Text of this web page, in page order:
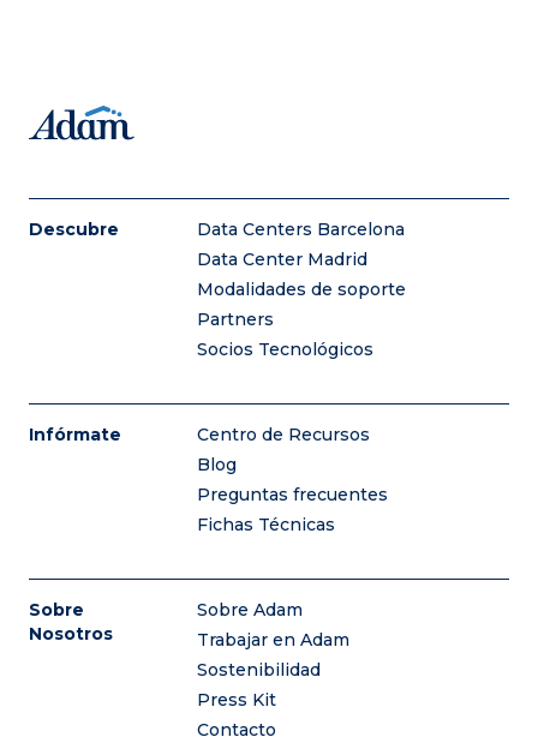
Descubre
Data Centers Barcelona
Data Center Madrid
Modalidades de soporte
Partners
Socios Tecnológicos
Infórmate
Centro de Recursos
Blog
Preguntas frecuentes
Fichas Técnicas
Sobre
Nosotros
Sobre Adam
Trabajar en Adam
Sostenibilidad
Press Kit
Contacto